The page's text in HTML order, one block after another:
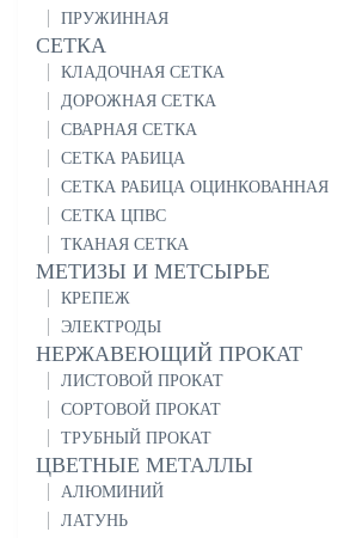
ПРУЖИННАЯ
СЕТКА
КЛАДОЧНАЯ СЕТКА
ДОРОЖНАЯ СЕТКА
СВАРНАЯ СЕТКА
СЕТКА РАБИЦА
СЕТКА РАБИЦА ОЦИНКОВАННАЯ
СЕТКА ЦПВС
ТКАНАЯ СЕТКА
МЕТИЗЫ И МЕТСЫРЬЕ
КРЕПЕЖ
ЭЛЕКТРОДЫ
НЕРЖАВЕЮЩИЙ ПРОКАТ
ЛИСТОВОЙ ПРОКАТ
СОРТОВОЙ ПРОКАТ
ТРУБНЫЙ ПРОКАТ
ЦВЕТНЫЕ МЕТАЛЛЫ
АЛЮМИНИЙ
ЛАТУНЬ